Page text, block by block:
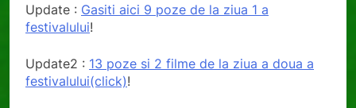
Update : Gasiti aici 9 poze de la ziua 1 a
festivalului!
Update2 : 13 poze si 2 filme de la ziua a doua a
festivalului(click)!